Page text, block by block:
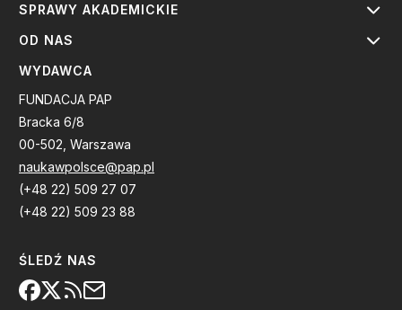
SPRAWY AKADEMICKIE
OD NAS
WYDAWCA
FUNDACJA PAP
Bracka 6/8
00-502, Warszawa
naukawpolsce@pap.pl
(+48 22) 509 27 07
(+48 22) 509 23 88
ŚLEDŹ NAS